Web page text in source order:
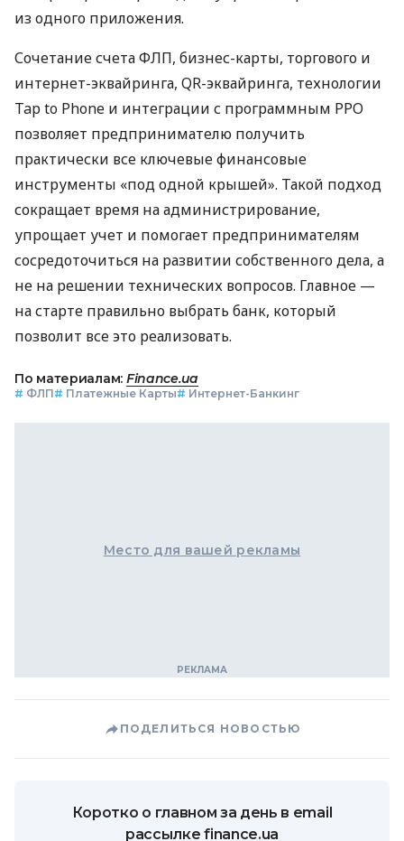
из одного приложения.
Сочетание счета ФЛП, бизнес-карты, торгового и
интернет-эквайринга, QR-эквайринга, технологии
Tap to Phone и интеграции с программным РРО
позволяет предпринимателю получить
практически все ключевые финансовые
инструменты «под одной крышей». Такой подход
сокращает время на администрирование,
упрощает учет и помогает предпринимателям
сосредоточиться на развитии собственного дела, а
не на решении технических вопросов. Главное —
на старте правильно выбрать банк, который
позволит все это реализовать.
По материалам: Finance.ua
# ФЛП# Платежные Карты# Интернет-Банкинг
Место для вашей рекламы
ПОДЕЛИТЬСЯ НОВОСТЬЮ
Коротко о главном за день в email
рассылке finance.ua